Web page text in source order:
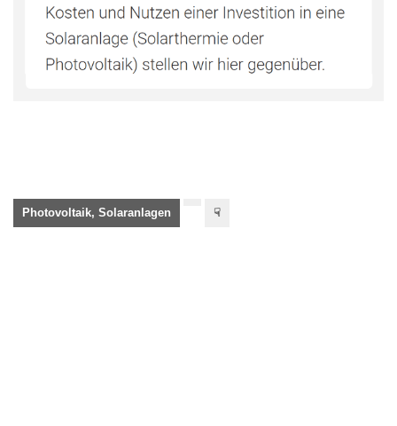
Photovoltaik, Solaranlagen ☟